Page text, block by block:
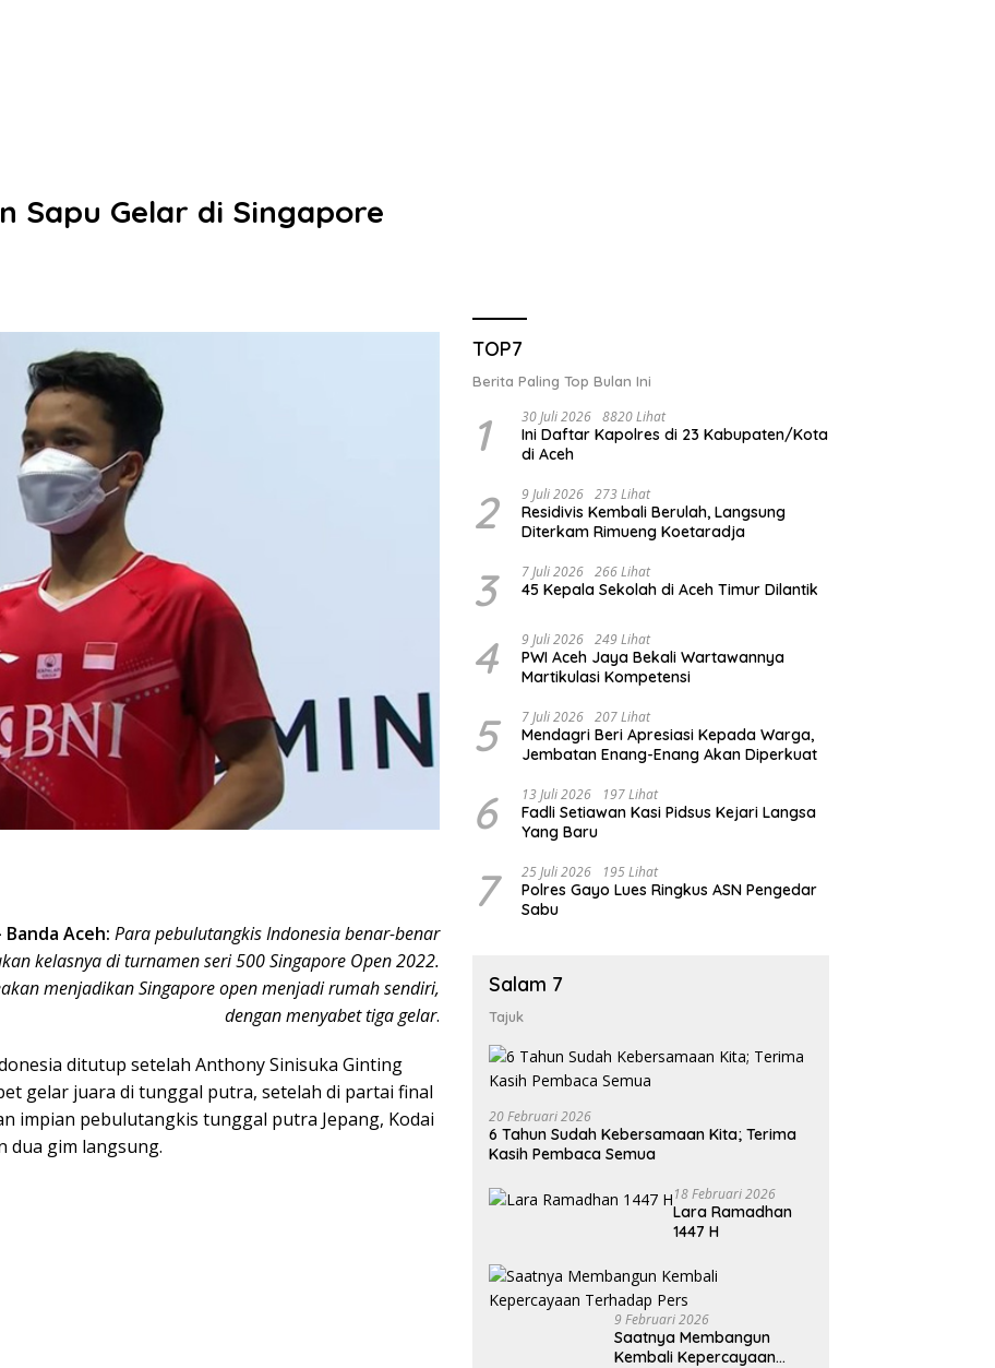
Sapu Gelar di Singapore
Banda Aceh: Para pebulutangkis Indonesia benar-benar
kelasnya di turnamen seri 500 Singapore Open 2022.
menjadikan Singapore open menjadi rumah sendiri,
dengan menyabet tiga gelar.
ditutup setelah Anthony Sinisuka Ginting
gelar juara di tunggal putra, setelah di partai final
impian pebulutangkis tunggal putra Jepang, Kodai
dua gim langsung.
TOP7
Berita Paling Top Bulan Ini
1 30 Juli 2026 8820 Lihat
Ini Daftar Kapolres di 23 Kabupaten/Kota
di Aceh
2 9 Juli 2026 273 Lihat
Residivis Kembali Berulah, Langsung
Diterkam Rimueng Koetaradja
3 7 Juli 2026 266 Lihat
45 Kepala Sekolah di Aceh Timur Dilantik
4 9 Juli 2026 249 Lihat
PWI Aceh Jaya Bekali Wartawannya
Martikulasi Kompetensi
5 7 Juli 2026 207 Lihat
Mendagri Beri Apresiasi Kepada Warga,
Jembatan Enang-Enang Akan Diperkuat
6 13 Juli 2026 197 Lihat
Fadli Setiawan Kasi Pidsus Kejari Langsa
Yang Baru
7 25 Juli 2026 195 Lihat
Polres Gayo Lues Ringkus ASN Pengedar
Sabu
Salam 7
Tajuk
20 Februari 2026
6 Tahun Sudah Kebersamaan Kita; Terima
Kasih Pembaca Semua
18 Februari 2026
Lara Ramadhan
1447 H
9 Februari 2026
Saatnya Membangun
Kembali Kepercayaan